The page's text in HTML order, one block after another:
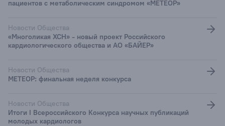
пациентов с метаболическим синдромом «МЕТЕОР»
Новости Общества
«Многоликая ХСН» - новый проект Российского
кардиологического общества и АО «БАЙЕР»
Новости Общества
МЕТЕОР: финальная неделя конкурса
Новости Общества
Итоги I Всероссийского Конкурса научных публикаций
молодых кардиологов